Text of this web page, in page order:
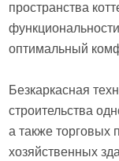
пространства
оптимальный
Безкаркасная
строительства
а также торговых
хозяйственных